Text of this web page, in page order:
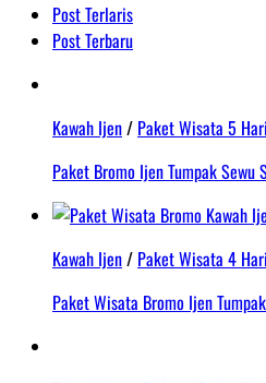
Post Terlaris
Post Terbaru
Kawah Ijen/ Paket Wisata 5 Hari
Paket Bromo Ijen Tumpak Sewu
Kawah Ijen/ Paket Wisata 4 Hari
Paket Wisata Bromo Ijen